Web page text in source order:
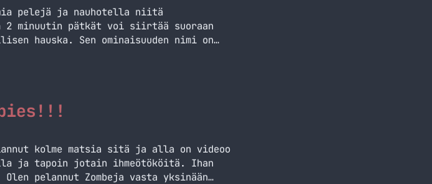
pelejä ja nauhotella niitä
2 minuutin pätkät voi siirtää suoraan
hauska. Sen ominaisuuden nimi on
näkyy käytännössä kaikki
kolme matsia sitä ja alla on videoo
ja tapoin jotain ihmeötököitä. Ihan
pelannut Zombeja vasta yksinään